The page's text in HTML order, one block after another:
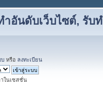
ำอันดับเว็บไซต์, รับ
บ หรือ ลงทะเบียน
าในเซสชั่น